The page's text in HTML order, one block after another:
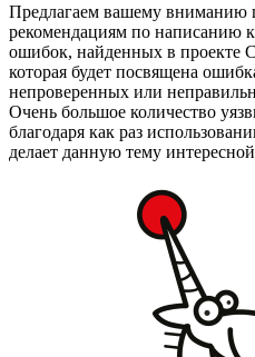
Предлагаем вашему вниманию
рекомендациям по написанию
ошибок, найденных в проекте
которая будет посвящена
непроверенных или
Очень большое количество
благодаря как раз
делает данную тему